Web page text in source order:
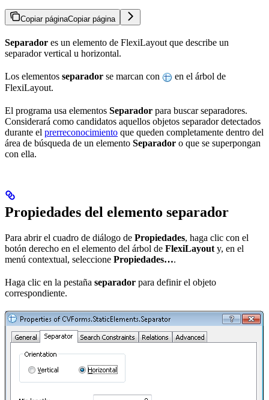
Copiar páginaCopiar página
Separador es un elemento de FlexiLayout que describe un
separador vertical u horizontal.
Los elementos separador se marcan con
en el árbol de
FlexiLayout.
El programa usa elementos Separador para buscar separadores.
Considerará como candidatos aquellos objetos separador detectados
durante el prerreconocimiento que queden completamente dentro del
área de búsqueda de un elemento Separador o que se superpongan
con ella.
Propiedades del elemento separador
Para abrir el cuadro de diálogo de Propiedades, haga clic con el
botón derecho en el elemento del árbol de FlexiLayout y, en el
menú contextual, seleccione Propiedades….
Haga clic en la pestaña separador para definir el objeto
correspondiente.